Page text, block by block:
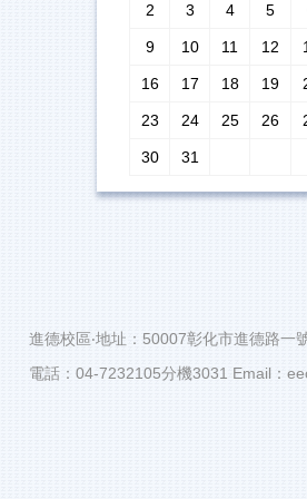
2 3 4 5
9 10 11 12
16 17 18 19
23 24 25 26
30 31
進德校區‧地址：50007彰化市進德路
電話：04-7232105分機3031 Email：